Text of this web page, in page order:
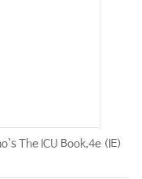
The ICU Book,4e (IE)